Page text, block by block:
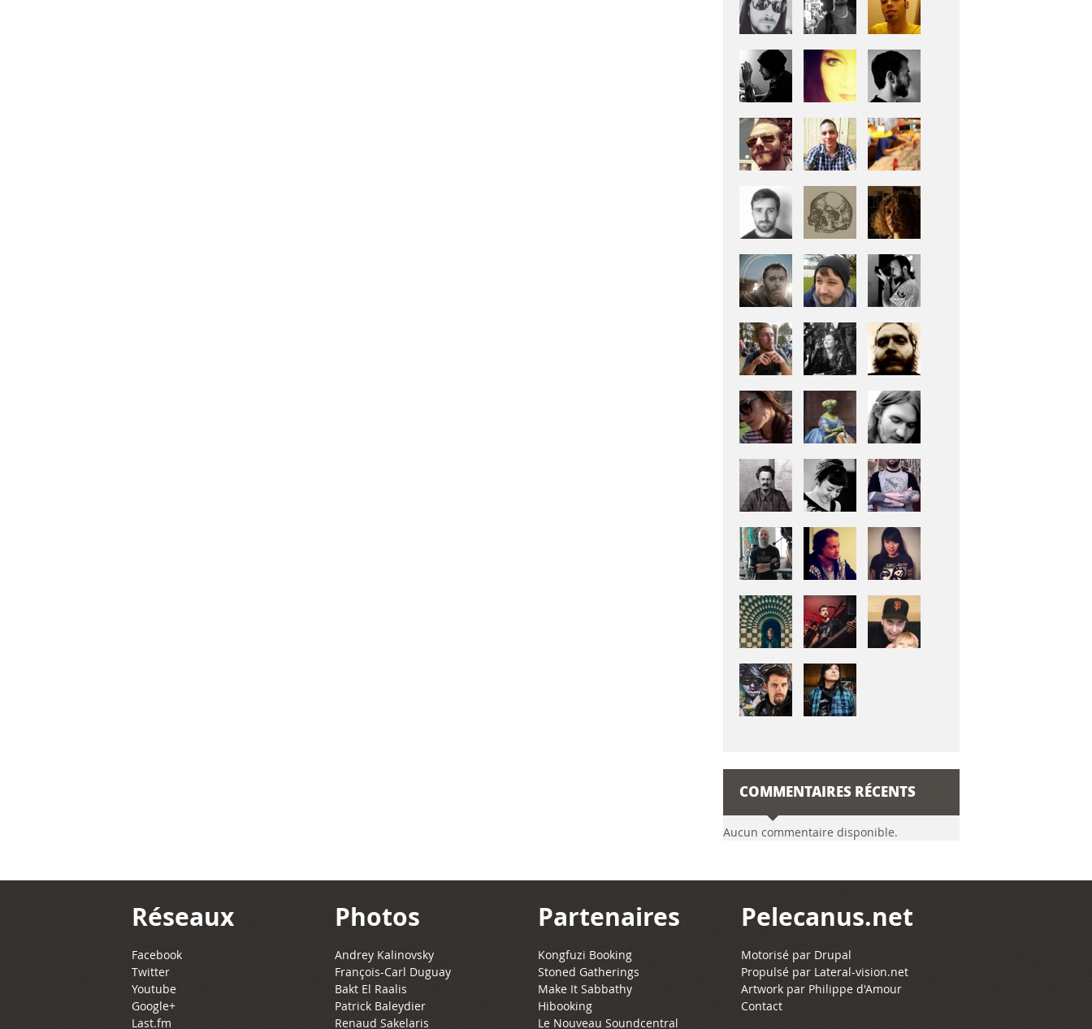
COMMENTAIRES RÉCENTS
Aucun commentaire disponible.
Réseaux
Facebook
Twitter
Youtube
Google+
Last.fm
Photos
Andrey Kalinovsky
François-Carl Duguay
Bakt El Raalis
Patrick Baleydier
Renaud Sakelaris
Partenaires
Kongfuzi Booking
Stoned Gatherings
Make It Sabbathy
Hibooking
Le Nouveau Soundcentral
Pelecanus.net
Motorisé par Drupal
Propulsé par Lateral-vision.net
Artwork par Philippe d'Amour
Contact